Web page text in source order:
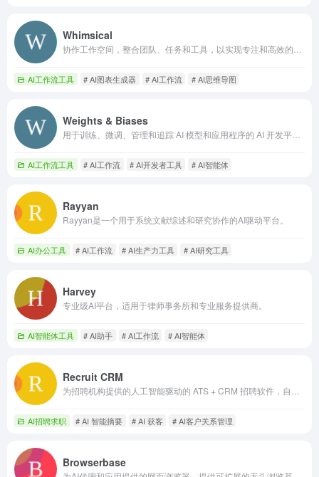
Whimsical
AI工作流工具 # AI图表生成器 # AI工作流 # AI思维导图
Weights & Biases
AI工作流工具 # AI工作流 # AI开发者工具 # AI智能体
Rayyan
Rayyan是一个用于系统文献综述和研究协作的AI驱动平台。
AI办公工具 # AI工作流 # AI生产力工具 # AI研究工具
Harvey
专业级AI平台，适用于律师事务所和专业服务提供商。
AI智能体工具 # AI助手 # AI工作流 # AI智能体
Recruit CRM
AI招聘求职 # AI 智能摘要 # AI 获客 # AI客户关系管理
Browserbase